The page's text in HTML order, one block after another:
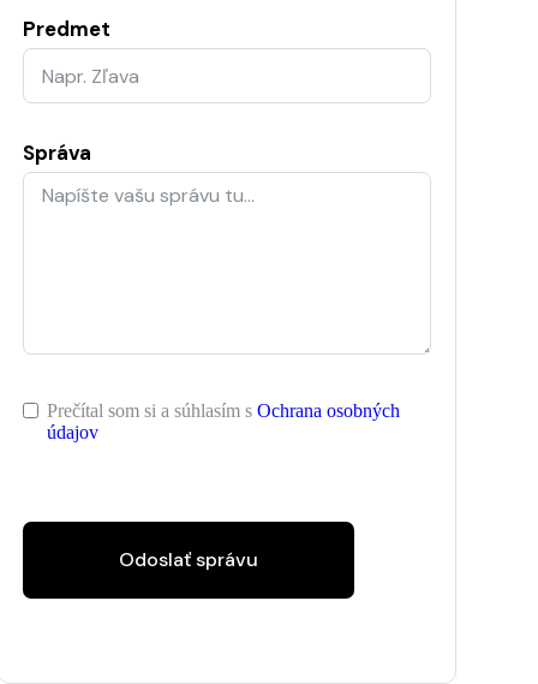
Predmet
Správa
Prečítal som si a súhlasím s Ochrana osobných
údajov
Odoslať správu